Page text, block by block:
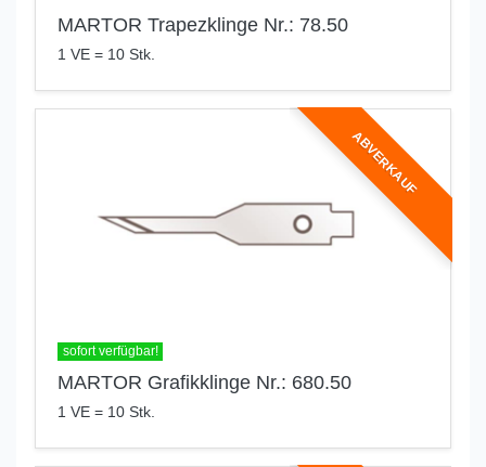
MARTOR Trapezklinge Nr.: 78.50
1 VE = 10 Stk.
ABVERKAUF
sofort verfügbar!
MARTOR Grafikklinge Nr.: 680.50
1 VE = 10 Stk.